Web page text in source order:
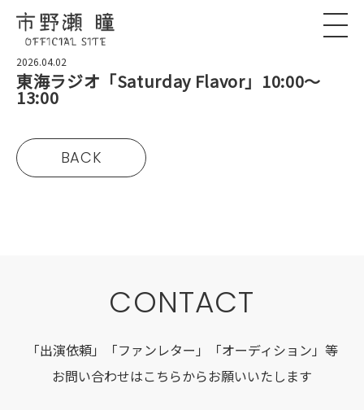
2026.04.02
東海ラジオ「Saturday Flavor」10:00〜
13:00
BACK
CONTACT
「出演依頼」「ファンレター」「オーディション」等
お問い合わせはこちらからお願いいたします